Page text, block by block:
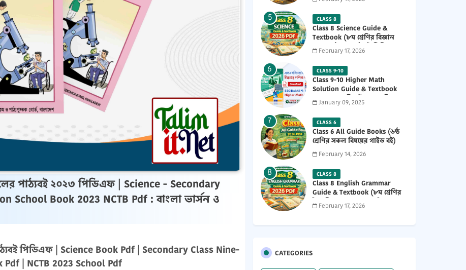
পাঠ্যবই ২০২৩ পিডিএফ | Science - Secondary
School Book 2023 NCTB Pdf : বাংলা ভার্সন ও
পিডিএফ | Science Book Pdf | Secondary Class Nine-
Pdf | NCTB 2023 School Pdf
2026 PDF
CLASS 8
Class 8 Science Guide &
Textbook (৮ম শ্রেণির বিজ্ঞান
নতুন গাইড ও পাঠ্যবই পিডিএফ)
2026 PDF
February 17, 2026
CLASS 9-10
Class 9-10 Higher Math
Solution Guide & Textbook
(৯ম-১০ম শ্রেণির উচ্চতর গণিত
সমাধান গাইড) 2025 PDF
January 09, 2025
CLASS 6
Class 6 All Guide Books (৬ষ্ঠ
শ্রেণির সকল বিষয়ের গাইড বই)
2026 PDF
February 14, 2026
CLASS 8
Class 8 English Grammar
Guide & Textbook (৮ম শ্রেণির
ইংরেজি ২য় পত্র নতুন গাইড ও
পাঠ্যবই পিডিএফ) 2026 PDF
February 17, 2026
CATEGORIES